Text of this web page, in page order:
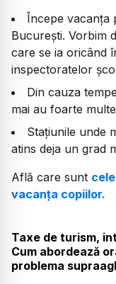
Începe vacanța
București. Vorbim
care se ia oricând
inspectoratelor
Din cauza
mai au foarte
Stațiunile unde
atins deja un grad
Află care sunt
vacanța copiilor.
Taxe de turism,
Cum abordează
problema